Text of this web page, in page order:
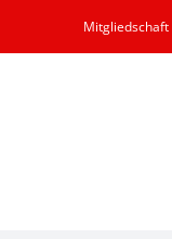
Mitgliedschaft